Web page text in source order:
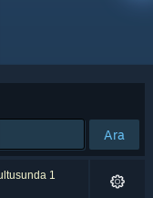
Ara
1